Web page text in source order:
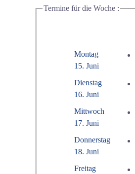
Termine für die Woche :
Montag
15. Juni
Dienstag
16. Juni
Mittwoch
17. Juni
Donnerstag
18. Juni
Freitag